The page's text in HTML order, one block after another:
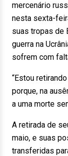
mercenário
nesta sexta-
suas tropas de
guerra na
sofrem com
“Estou
porque, na
a uma morte
A retirada de
maio, e suas
transferidas